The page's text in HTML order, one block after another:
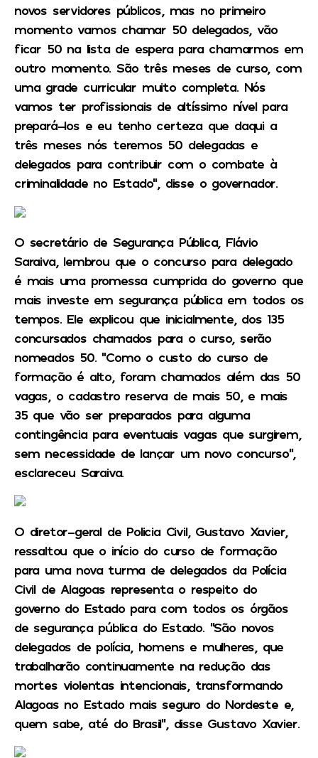
novos servidores públicos, mas no primeiro
momento vamos chamar 50 delegados, vão
ficar 50 na lista de espera para chamarmos em
outro momento. São três meses de curso, com
uma grade curricular muito completa. Nós
vamos ter profissionais de altíssimo nível para
prepará-los e eu tenho certeza que daqui a
três meses nós teremos 50 delegadas e
delegados para contribuir com o combate à
criminalidade no Estado”, disse o governador.
O secretário de Segurança Pública, Flávio
Saraiva, lembrou que o concurso para delegado
é mais uma promessa cumprida do governo que
mais investe em segurança pública em todos os
tempos. Ele explicou que inicialmente, dos 135
concursados chamados para o curso, serão
nomeados 50. “Como o custo do curso de
formação é alto, foram chamados além das 50
vagas, o cadastro reserva de mais 50, e mais
35 que vão ser preparados para alguma
contingência para eventuais vagas que surgirem,
sem necessidade de lançar um novo concurso”,
esclareceu Saraiva.
O diretor-geral de Policia Civil, Gustavo Xavier,
ressaltou que o início do curso de formação
para uma nova turma de delegados da Polícia
Civil de Alagoas representa o respeito do
governo do Estado para com todos os órgãos
de segurança pública do Estado. “São novos
delegados de polícia, homens e mulheres, que
trabalharão continuamente na redução das
mortes violentas intencionais, transformando
Alagoas no Estado mais seguro do Nordeste e,
quem sabe, até do Brasil”, disse Gustavo Xavier.